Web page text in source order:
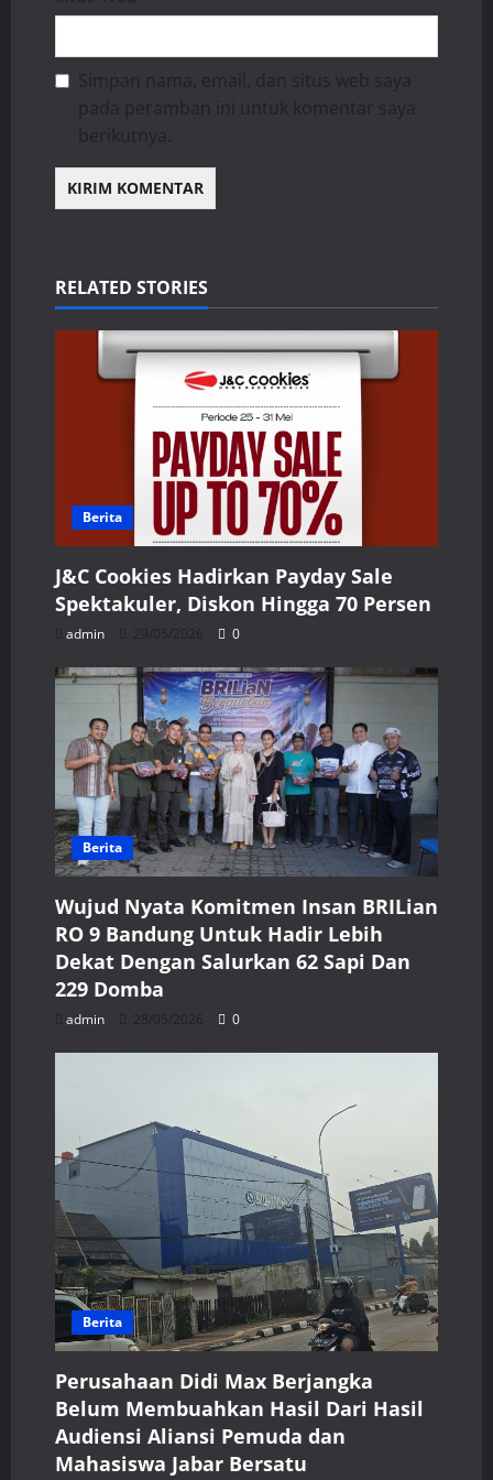
Simpan nama, email, dan situs web saya
pada peramban ini untuk komentar saya
berikutnya.
RELATED STORIES
Berita
J&C Cookies Hadirkan Payday Sale
Spektakuler, Diskon Hingga 70 Persen
admin 29/05/2026 0
Berita
Wujud Nyata Komitmen Insan BRILian
RO 9 Bandung Untuk Hadir Lebih
Dekat Dengan Salurkan 62 Sapi Dan
229 Domba
admin 28/05/2026 0
Berita
Perusahaan Didi Max Berjangka
Belum Membuahkan Hasil Dari Hasil
Audiensi Aliansi Pemuda dan
Mahasiswa Jabar Bersatu